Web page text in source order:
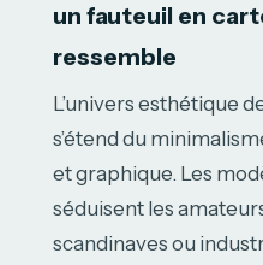
un fauteuil en
ressemble
L’univers esthétique
s’étend du
et graphique. Les
séduisent les
scandinaves ou